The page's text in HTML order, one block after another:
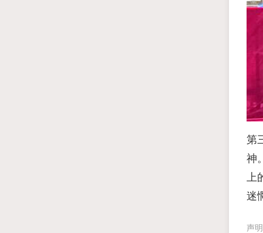
第
神
迷
声